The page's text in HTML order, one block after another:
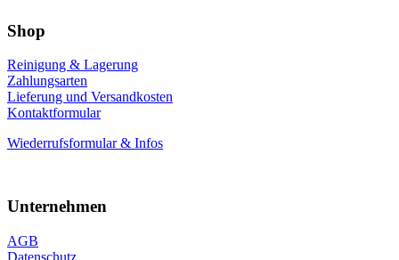
Shop
Reinigung & Lagerung
Zahlungsarten
Lieferung und Versandkosten
Kontaktformular
Wiederrufsformular & Infos
Unternehmen
AGB
Datenschutz